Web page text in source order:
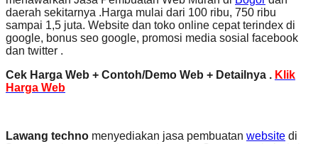
daerah sekitarnya .Harga mulai dari 100 ribu, 750 ribu
sampai 1,5 juta. Website dan toko online cepat terindex di
google, bonus seo google, promosi media sosial facebook
dan twitter .
Cek Harga Web + Contoh/Demo Web + Detailnya . Klik
Harga Web
Lawang techno menyediakan jasa pembuatan website di